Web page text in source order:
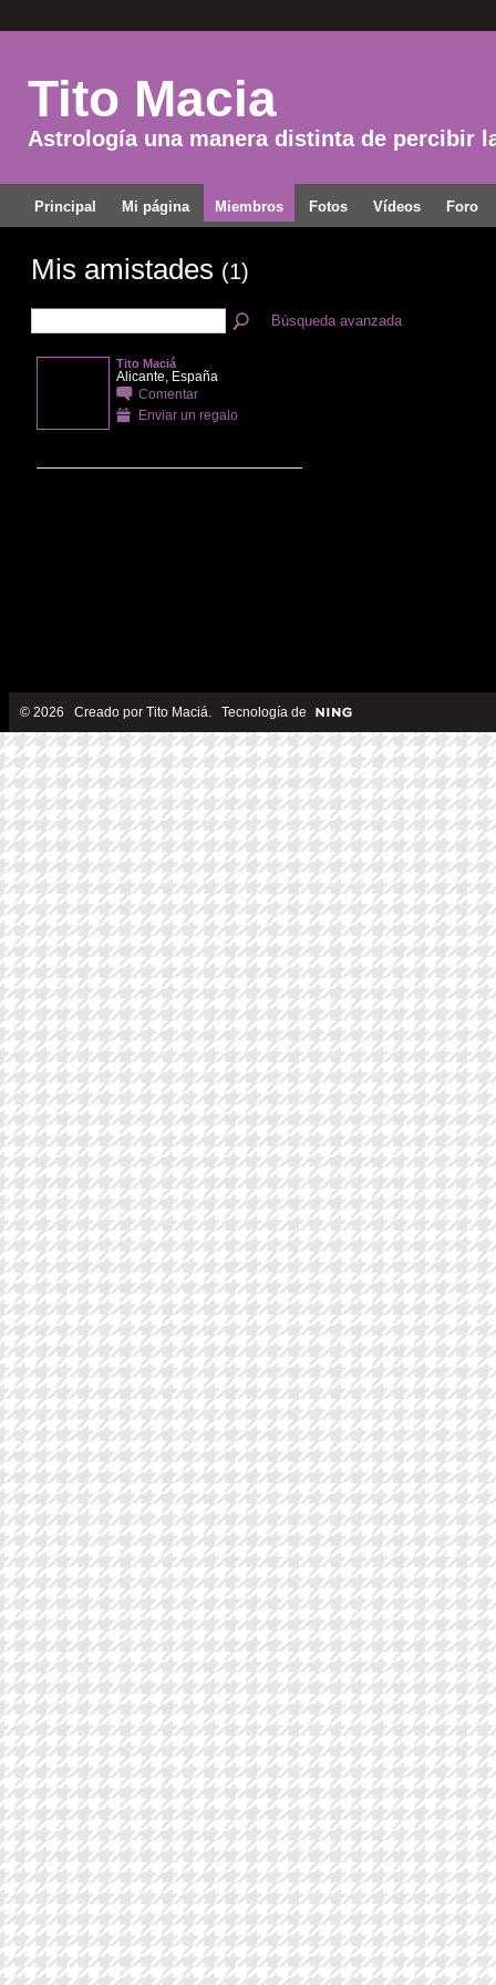
Tito Macia
Astrología una manera distinta de percibir
Principal Mi página Miembros Fotos Vídeos Foro
Mis amistades (1)
Búsqueda avanzada
Tito Maciá
Alicante, España
Comentar
Enviar un regalo
© 2026 Creado por Tito Maciá. Tecnología de